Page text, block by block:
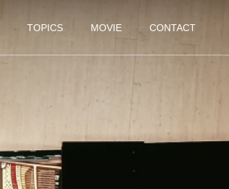
TOPICS MOVIE CONTACT